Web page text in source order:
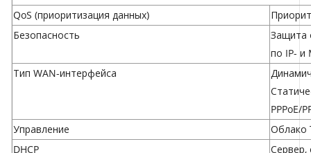
QoS (приоритизация данных)
Безопасность
Защита
по IP- и
Тип WAN-интерфейса
PPPoE/
Управление
Облако
DHCP
Сервер,